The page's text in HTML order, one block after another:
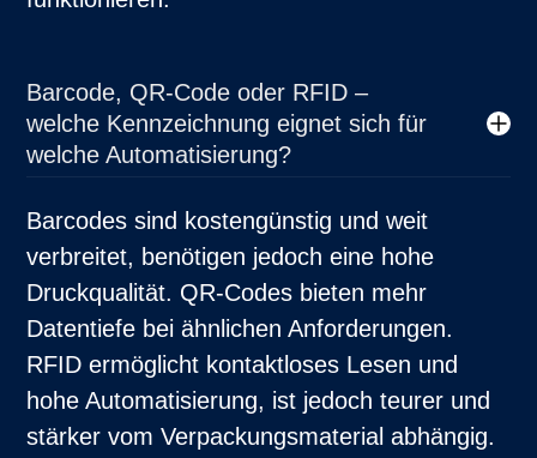
Barcode, QR-Code oder RFID –
welche Kennzeichnung eignet sich für
welche Automatisierung?
Barcodes sind kostengünstig und weit
verbreitet, benötigen jedoch eine hohe
Druckqualität. QR-Codes bieten mehr
Datentiefe bei ähnlichen Anforderungen.
RFID ermöglicht kontaktloses Lesen und
hohe Automatisierung, ist jedoch teurer und
stärker vom Verpackungsmaterial abhängig.